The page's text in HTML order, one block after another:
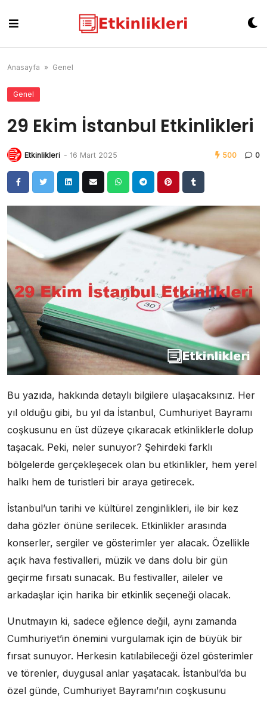
content
Anasayfa » Genel
Genel
29 Ekim İstanbul Etkinlikleri
Etkinlikleri - 16 Mart 2025 500 0
Bu yazıda, hakkında detaylı bilgilere ulaşacaksınız. Her
yıl olduğu gibi, bu yıl da İstanbul, Cumhuriyet Bayramı
coşkusunu en üst düzeye çıkaracak etkinliklerle dolup
taşacak. Peki, neler sunuyor? Şehirdeki farklı
bölgelerde gerçekleşecek olan bu etkinlikler, hem yerel
halkı hem de turistleri bir araya getirecek.
İstanbul’un tarihi ve kültürel zenginlikleri, ile bir kez
daha gözler önüne serilecek. Etkinlikler arasında
konserler, sergiler ve gösterimler yer alacak. Özellikle
açık hava festivalleri, müzik ve dans dolu bir gün
geçirme fırsatı sunacak. Bu festivaller, aileler ve
arkadaşlar için harika bir etkinlik seçeneği olacak.
Unutmayın ki, sadece eğlence değil, aynı zamanda
Cumhuriyet’in önemini vurgulamak için de büyük bir
fırsat sunuyor. Herkesin katılabileceği özel gösterimler
ve törenler, duygusal anlar yaşatacak. İstanbul’da bu
özel günde, Cumhuriyet Bayramı’nın coşkusunu